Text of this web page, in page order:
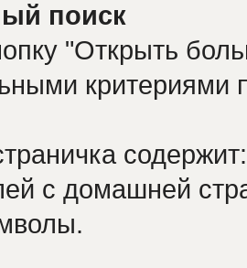
поиск
"Открыть
критериями
с домашней